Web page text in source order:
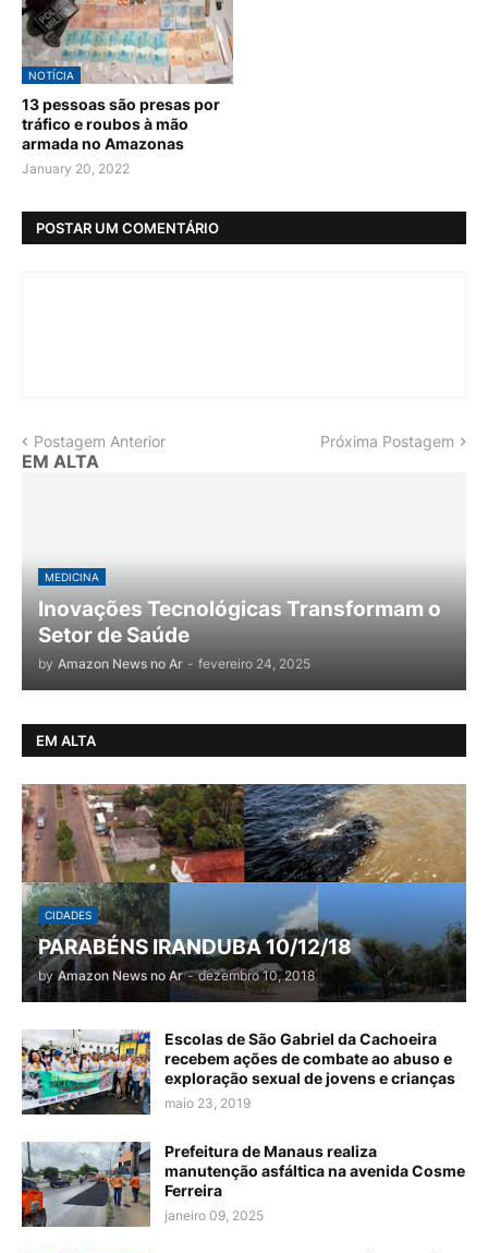
NOTÍCIA
13 pessoas são presas por
tráfico e roubos à mão
armada no Amazonas
January 20, 2022
POSTAR UM COMENTÁRIO
Postagem Anterior Próxima Postagem
EM ALTA
MEDICINA
Inovações Tecnológicas Transformam o
Setor de Saúde
by Amazon News no Ar - fevereiro 24, 2025
EM ALTA
CIDADES
PARABÉNS IRANDUBA 10/12/18
by Amazon News no Ar - dezembro 10, 2018
Escolas de São Gabriel da Cachoeira
recebem ações de combate ao abuso e
exploração sexual de jovens e crianças
maio 23, 2019
Prefeitura de Manaus realiza
manutenção asfáltica na avenida Cosme
Ferreira
janeiro 09, 2025